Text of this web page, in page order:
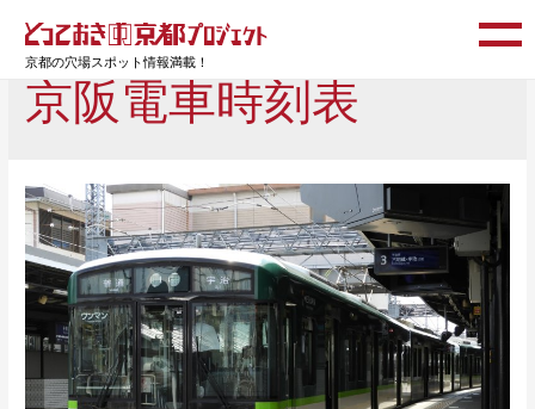
京都の穴場スポット情報満載！
京阪電車時刻表